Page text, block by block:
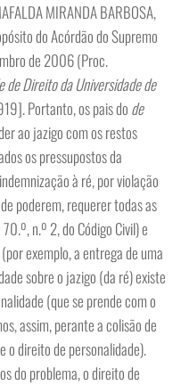
MIRANDA BARBOSA,
do Acórdão do Supremo
de 2006 (Proc.
de Direito da Universidade de
Portanto, os pais do de
ao jazigo com os restos
os pressupostos da
à ré, por violação
poderem, requerer todas as
n.º 2, do Código Civil) e
exemplo, a entrega de uma
sobre o jazigo (da ré) existe
(que se prende com o
assim, perante a colisão de
o direito de personalidade).
do problema, o direito de